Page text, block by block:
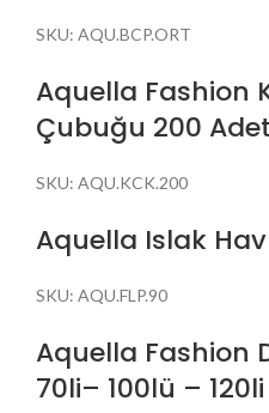
SKU: AQU.BCP.ORT
Aquella Fashion
Çubuğu 200
SKU: AQU.KCK.200
Aquella Islak
SKU: AQU.FLP.90
Aquella Fashion
70li– 100lü – 120li